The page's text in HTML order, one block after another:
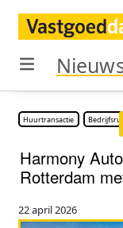
Huurtransactie
Harmony
Rotterdam
22 april 2026